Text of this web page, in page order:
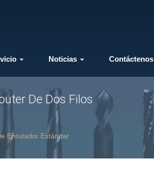
Noticias Contáctenos
De Dos Filos
Enrutador Estándar